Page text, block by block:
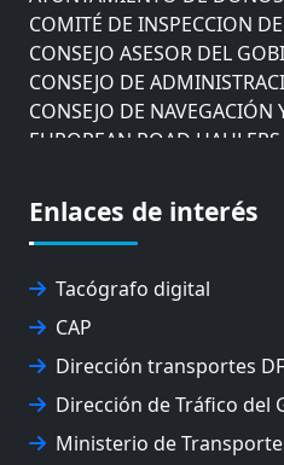
COMITÉ DE INSPECCION
CONSEJO ASESOR DEL
CONSEJO DE
CONSEJO DE NAVEGACIÓN
EUROPEAN ROAD
FEVATRANS (FEDERACIÓN
FITRANS
GIZLOGA
JUNTA ARBITRAL DEL
MONDRAGÓN
UPV/EHU
Enlaces de interés
Tacógrafo digital
CAP
Dirección transportes
Dirección de Tráfico del
Ministerio de